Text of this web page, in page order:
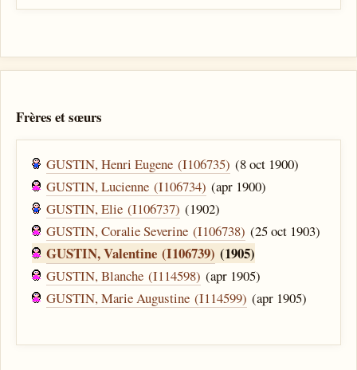
Frères et sœurs
GUSTIN, Henri Eugene (I106735) (8 oct 1900)
GUSTIN, Lucienne (I106734) (apr 1900)
GUSTIN, Elie (I106737) (1902)
GUSTIN, Coralie Severine (I106738) (25 oct 1903)
GUSTIN, Valentine (I106739) (1905)
GUSTIN, Blanche (I114598) (apr 1905)
GUSTIN, Marie Augustine (I114599) (apr 1905)